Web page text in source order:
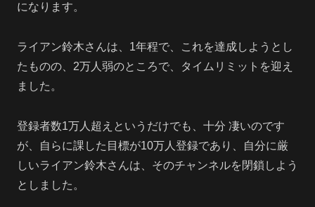
になります。
ライアン鈴木さんは、1年程で、これを達成しようとし
たものの、2万人弱のところで、タイムリミットを迎え
ました。
登録者数1万人超えというだけでも、十分 凄いのです
が、自らに課した目標が10万人登録であり、自分に厳
しいライアン鈴木さんは、そのチャンネルを閉鎖しよう
としました。